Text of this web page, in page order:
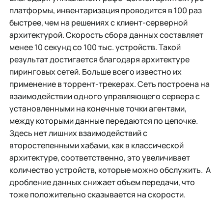
платформы, инвентаризация проводится в 100 раз
быстрее, чем на решениях с клиент-серверной
архитектурой. Скорость сбора данных составляет
менее 10 секунд со 100 тыс. устройств. Такой
результат достигается благодаря архитектуре
пиринговых сетей. Больше всего известно их
применение в торрент-трекерах. Сеть построена на
взаимодействии одного управляющего сервера с
установленными на конечные точки агентами,
между которыми данные передаются по цепочке.
Здесь нет лишних взаимодействий с
второстепенными хабами, как в классической
архитектуре, соответственно, это увеличивает
количество устройств, которые можно обслужить. А
дробление данных снижает объем передачи, что
тоже положительно сказывается на скорости.